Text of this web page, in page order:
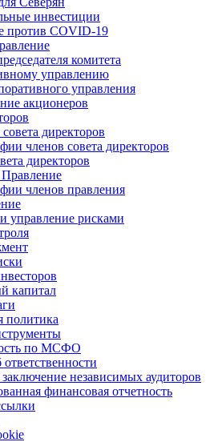
инвестиции
против COVID‑19
комитета
управлению
управления
акционеров
директоров
членов совета директоров
директоров
членов правления
управление рисками
капитал
политика
по МСФО
независимых аудиторов
финансовая отчетность